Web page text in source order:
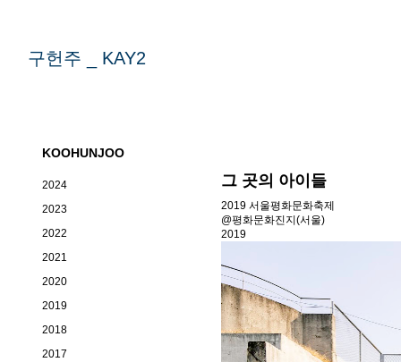
구헌주 _ KAY2
그 곳의 아이들
2019 서울평화문화축제
@평화문화진지(서울)
2019
KOOHUNJOO
2024
2023
2022
2021
2020
2019
2018
2017